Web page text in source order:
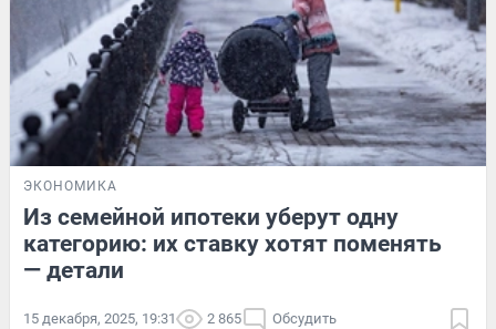
ЭКОНОМИКА
Из семейной ипотеки уберут одну
категорию: их ставку хотят поменять
— детали
15 декабря, 2025, 19:31 2 865 Обсудить